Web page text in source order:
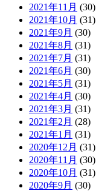
2021年11月 (30)
2021年10月 (31)
2021年9月 (30)
2021年8月 (31)
2021年7月 (31)
2021年6月 (30)
2021年5月 (31)
2021年4月 (30)
2021年3月 (31)
2021年2月 (28)
2021年1月 (31)
2020年12月 (31)
2020年11月 (30)
2020年10月 (31)
2020年9月 (30)